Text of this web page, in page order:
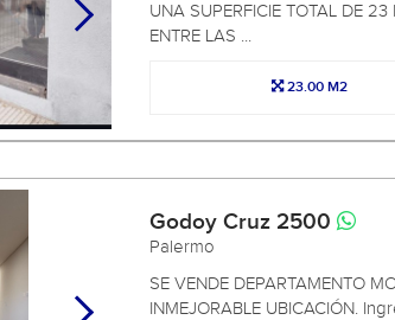
UNA SUPERFICIE TOTAL DE
ENTRE LAS ...
23.00 M2
Godoy Cruz 2500
Palermo
SE VENDE DEPARTAMENTO
INMEJORABLE UBICACIÓN.